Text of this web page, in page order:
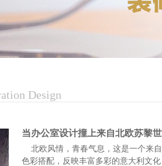
Design
当办公室设计撞上来自北欧苏黎
北欧风情，青春气息，这是一个来
色彩搭配，反映丰富多彩的意大利文